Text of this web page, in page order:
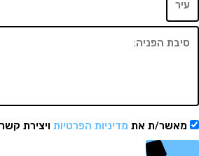
ת אתמדיניות הפרטיותויצירת קשר.